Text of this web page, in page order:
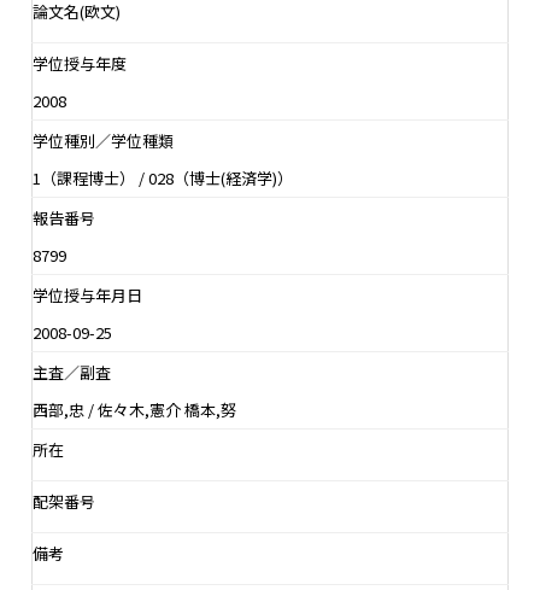
論文名(欧文)
学位授与年度
2008
学位種別／学位種類
1（課程博士） / 028（博士(経済学)）
報告番号
8799
学位授与年月日
2008-09-25
主査／副査
西部,忠 / 佐々木,憲介 橋本,努
所在
配架番号
備考